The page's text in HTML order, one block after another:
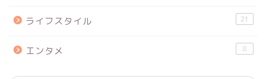
ライフスタイル 21
エンタメ 8